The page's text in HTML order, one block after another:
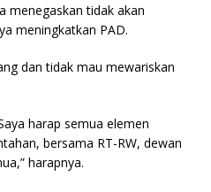
menegaskan tidak akan
meningkatkan PAD.
dan tidak mau mewariskan
harap semua elemen
bersama RT-RW, dewan
harapnya.